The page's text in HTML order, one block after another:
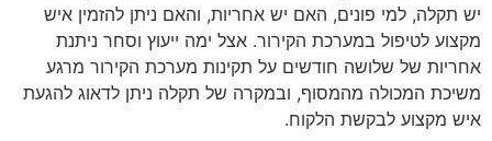
יש תקלה, למי פונים, האם יש אחריות, והאם ניתן להזמין איש
מקצוע לטיפול במערכת הקירור. אצל ימה ייעוץ וסחר ניתנת
אחריות של שלושה חודשים על תקינות מערכת הקירור מרגע
משיכת המכולה מהמסוף, ובמקרה של תקלה ניתן לדאוג להגעת
איש מקצוע לבקשת הלקוח.